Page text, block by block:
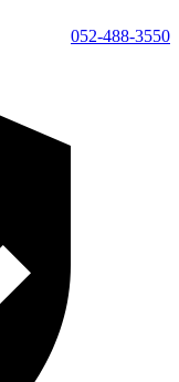
052-488-3550